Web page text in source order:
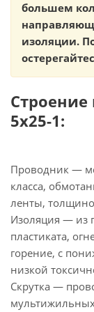
большем
изоляции.
Строение
5х25-1:
Проводник —
класса,
ленты,
Изоляция — из
пластиката,
горение, с
низкой
Скрутка —